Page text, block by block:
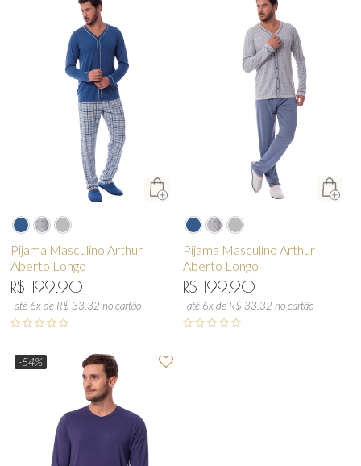
Pijama Masculino Arthur
Aberto Longo
R$ 199,90
até 6x de R$ 33,32 no cartão
Pijama Masculino Arthur
Aberto Longo
R$ 199,90
até 6x de R$ 33,32 no cartão
-54%